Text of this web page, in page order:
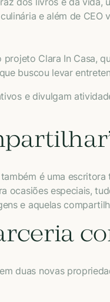
e além de
Clara In Casa,
buscou levar
e divulgam
é uma
ocasiões especiais,
e aquelas
duas novas